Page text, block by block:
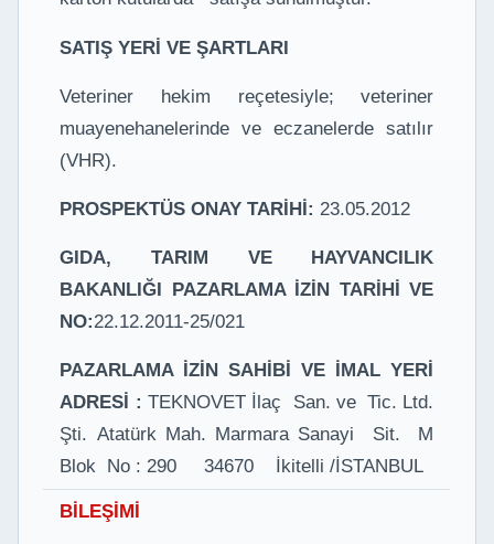
SATIŞ YERİ VE ŞARTLARI
Veteriner hekim reçetesiyle; veteriner
muayenehanelerinde ve eczanelerde satılır
(VHR).
PROSPEKTÜS ONAY TARİHİ:23.05.2012
GIDA, TARIM VE HAYVANCILIK
BAKANLIĞI PAZARLAMA İZİN TARİHİ VE
NO:22.12.2011-25/021
PAZARLAMA İZİN SAHİBİ VE İMAL YERİ
ADRESİ : TEKNOVET İlaç San. ve Tic. Ltd.
Şti. Atatürk Mah. Marmara Sanayi Sit. M
Blok No : 290 34670 İkitelli /İSTANBUL
BİLEŞİMİ